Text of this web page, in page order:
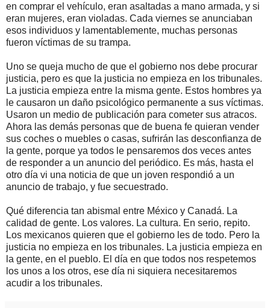
en comprar el vehículo, eran asaltadas a mano armada, y si
eran mujeres, eran violadas. Cada viernes se anunciaban
esos individuos y lamentablemente, muchas personas
fueron víctimas de su trampa.
Uno se queja mucho de que el gobierno nos debe procurar
justicia, pero es que la justicia no empieza en los tribunales.
La justicia empieza entre la misma gente. Estos hombres ya
le causaron un daño psicológico permanente a sus víctimas.
Usaron un medio de publicación para cometer sus atracos.
Ahora las demás personas que de buena fe quieran vender
sus coches o muebles o casas, sufrirán las desconfianza de
la gente, porque ya todos le pensaremos dos veces antes
de responder a un anuncio del periódico. Es más, hasta el
otro día vi una noticia de que un joven respondió a un
anuncio de trabajo, y fue secuestrado.
Qué diferencia tan abismal entre México y Canadá. La
calidad de gente. Los valores. La cultura. En serio, repito.
Los mexicanos quieren que el gobierno les de todo. Pero la
justicia no empieza en los tribunales. La justicia empieza en
la gente, en el pueblo. El día en que todos nos respetemos
los unos a los otros, ese día ni siquiera necesitaremos
acudir a los tribunales.